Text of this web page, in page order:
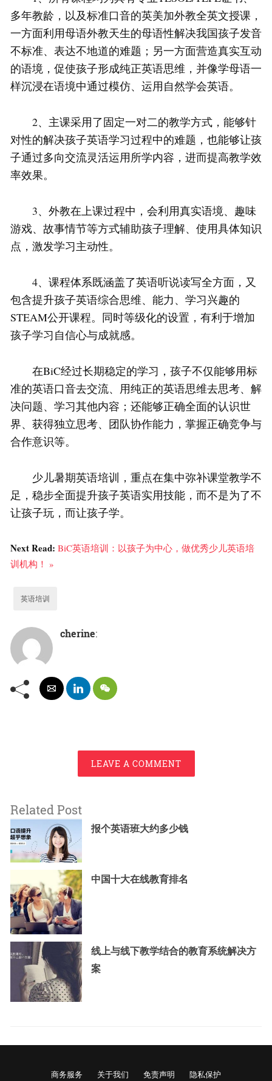
多年教龄，以及标准口音的英美加外教全英文授课，
一方面利用母语外教天生的母语性解决我国孩子发音
不标准、表达不地道的难题；另一方面营造真实互动
的语境，促使孩子形成纯正英语思维，并像学母语一
样沉浸在语境中通过模仿、运用自然学会英语。
2、主课采用了固定一对二的教学方式，能够针
对性的解决孩子英语学习过程中的难题，也能够让孩
子通过多向交流灵活运用所学内容，进而提高教学效
率效果。
3、外教在上课过程中，会利用真实语境、趣味
游戏、故事情节等方式辅助孩子理解、使用具体知识
点，激发学习主动性。
4、课程体系既涵盖了英语听说读写全方面，又
包含提升孩子英语综合思维、能力、学习兴趣的
STEAM公开课程。同时等级化的设置，有利于增加
孩子学习自信心与成就感。
在BiC经过长期稳定的学习，孩子不仅能够用标
准的英语口音去交流、用纯正的英语思维去思考、解
决问题、学习其他内容；还能够正确全面的认识世
界、获得独立思考、团队协作能力，掌握正确竞争与
合作意识等。
少儿暑期英语培训，重点在集中弥补课堂教学不
足，稳步全面提升孩子英语实用技能，而不是为了不
让孩子玩，而让孩子学。
Next Read: BiC英语培训：以孩子为中心，做优秀少儿英语培
训机构！ »
英语培训
cherine:
LEAVE A COMMENT
Related Post
报个英语班大约多少钱
中国十大在线教育排名
线上与线下教学结合的教育系统解决方
案
商务服务 关于我们 免责声明 隐私保护